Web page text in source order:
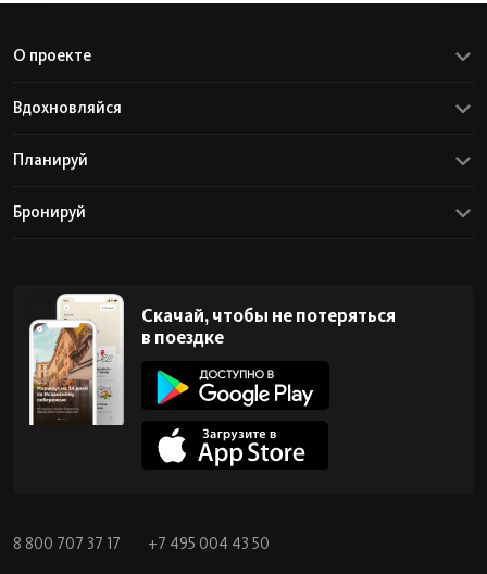
О проекте
Вдохновляйся
Планируй
Бронируй
Скачай, чтобы не потеряться
в поездке
8 800 707 37 17 +7 495 004 43 50